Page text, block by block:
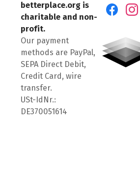
betterplace.org is
charitable and non-
profit.
Our payment
methods are PayPal,
SEPA Direct Debit,
Credit Card, wire
transfer.
USt-IdNr.:
DE370051614